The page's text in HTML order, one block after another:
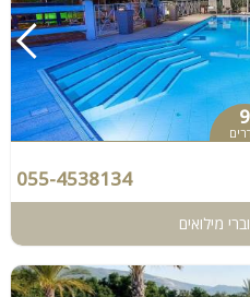
9
055-4538134
מילואים